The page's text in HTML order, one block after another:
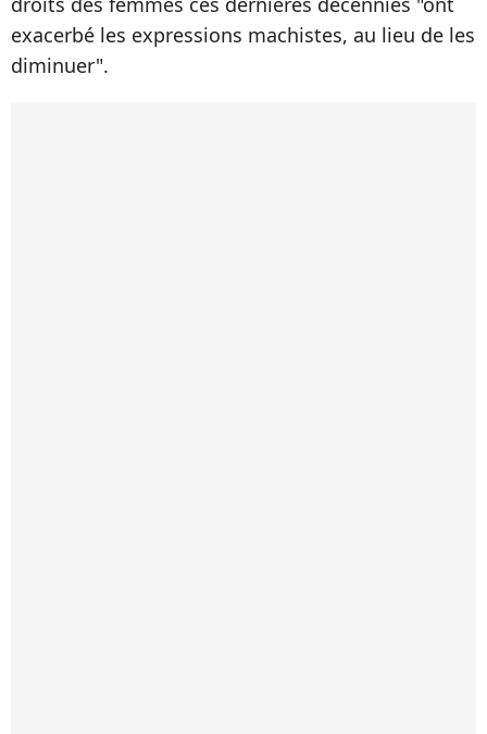
exacerbé les expressions machistes, au lieu de les
diminuer".